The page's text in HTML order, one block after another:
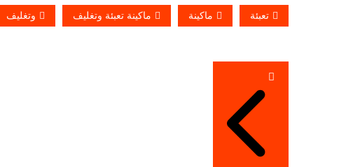
تعبئة ماكينة ماكينة تعبئة وتغليف وتغليف
تصفّح
المقالات